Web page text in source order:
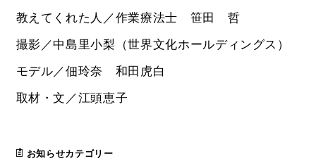
教えてくれた人／作業療法士 笹田 哲
撮影／中島里小梨（世界文化ホールディングス）
モデル／佃玲奈 和田虎白
取材・文／江頭恵子
お知らせカテゴリー